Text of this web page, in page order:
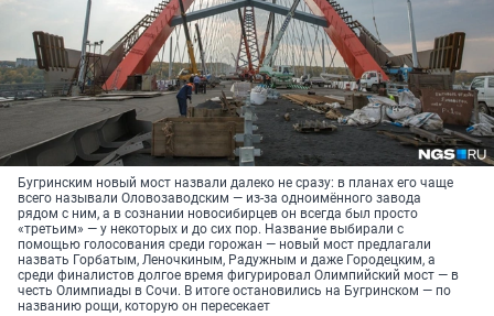
Бугринским новый мост назвали далеко не сразу: в планах его чаще
всего называли Оловозаводским — из-за одноимённого завода
рядом с ним, а в сознании новосибирцев он всегда был просто
«третьим» — у некоторых и до сих пор. Название выбирали с
помощью голосования среди горожан — новый мост предлагали
назвать Горбатым, Леночкиным, Радужным и даже Городецким, а
среди финалистов долгое время фигурировал Олимпийский мост — в
честь Олимпиады в Сочи. В итоге остановились на Бугринском — по
названию рощи, которую он пересекает